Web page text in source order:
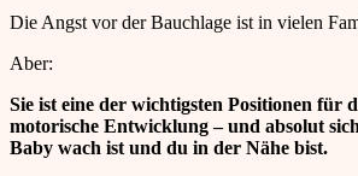
Die Angst vor der Bauchlage ist in vielen
Aber:
Sie ist eine der wichtigsten Positionen für
motorische Entwicklung – und absolut
Baby wach ist und du in der Nähe bist.